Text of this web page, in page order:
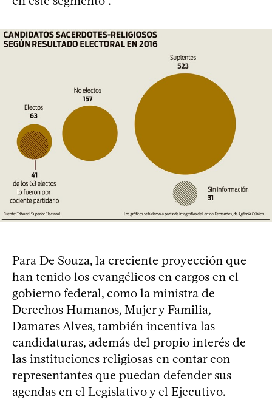
Para De Souza, la creciente proyección que
han tenido los evangélicos en cargos en el
gobierno federal, como la ministra de
Derechos Humanos, Mujer y Familia,
Damares Alves, también incentiva las
candidaturas, además del propio interés de
las instituciones religiosas en contar con
representantes que puedan defender sus
agendas en el Legislativo y el Ejecutivo.